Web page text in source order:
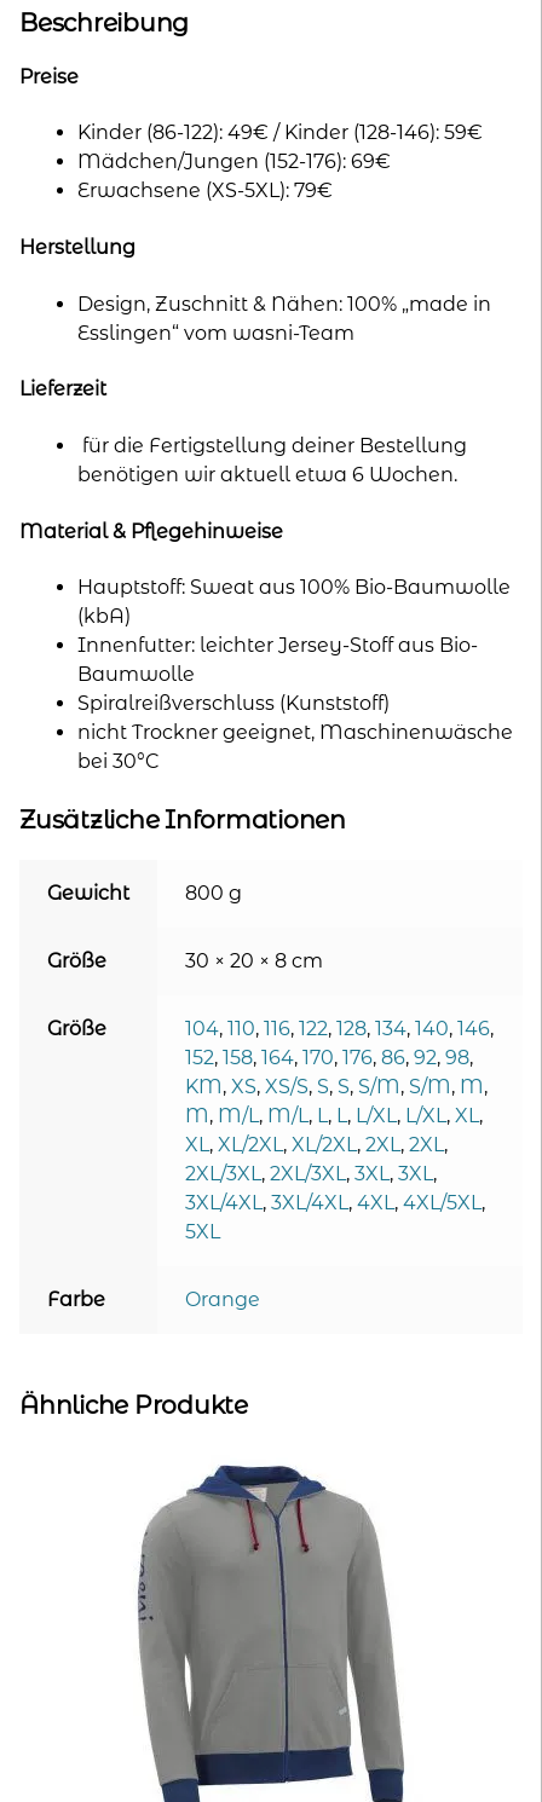
Beschreibung
Preise
Kinder (86-122): 49€ / Kinder (128-146): 59€
Mädchen/Jungen (152-176): 69€
Erwachsene (XS-5XL): 79€
Herstellung
Design, Zuschnitt & Nähen: 100% „made in
Esslingen“ vom wasni-Team
Lieferzeit
für die Fertigstellung deiner Bestellung
benötigen wir aktuell etwa 6 Wochen.
Material & Pflegehinweise
Hauptstoff: Sweat aus 100% Bio-Baumwolle
(kbA)
Innenfutter: leichter Jersey-Stoff aus Bio-
Baumwolle
Spiralreißverschluss (Kunststoff)
nicht Trockner geeignet, Maschinenwäsche
bei 30°C
Zusätzliche Informationen
Gewicht 800 g
Größe 30 × 20 × 8 cm
Größe 104, 110, 116, 122, 128, 134, 140, 146,
152, 158, 164, 170, 176, 86, 92, 98,
KM, XS, XS/S, S, S, S/M, S/M, M,
M, M/L, M/L, L, L, L/XL, L/XL, XL,
XL, XL/2XL, XL/2XL, 2XL, 2XL,
2XL/3XL, 2XL/3XL, 3XL, 3XL,
3XL/4XL, 3XL/4XL, 4XL, 4XL/5XL,
5XL
Farbe Orange
Ähnliche Produkte